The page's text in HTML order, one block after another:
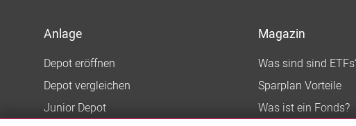
Anlage
Depot eröffnen
Depot vergleichen
Junior Depot
Magazin
Was sind sind
Sparplan Vorteile
Was ist ein Fonds?